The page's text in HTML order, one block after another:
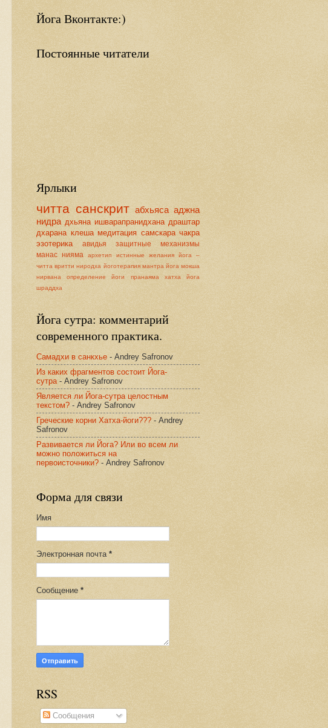
Йога Вконтакте:)
Постоянные читатели
Ярлыки
читта санскрит абхьяса аджна
нидра дхьяна ишварапранидхана драштар
дхарана клеша медитация самскара чакра
эзотерика
авидья
защитные механизмы
манас нияма архетип истинные желания
йога –
читта вритти ниродха йоготерапия мантра йога мокша
нирвана
определение йоги пранаяма
хатха йога
шраддха
Йога сутра: комментарий
современного практика.
Самадхи в санкхье - Andrey Safronov
Из каких фрагментов состоит Йога-
сутра- Andrey Safronov
Является ли Йога-сутра целостным
текстом? - Andrey Safronov
Греческие корни Хатха-йоги??? - Andrey
Safronov
Развивается ли Йога? Или во всем ли
можно положиться на
первоисточники? - Andrey Safronov
Форма для связи
Имя
Электронная почта *
Сообщение *
RSS
Сообщения